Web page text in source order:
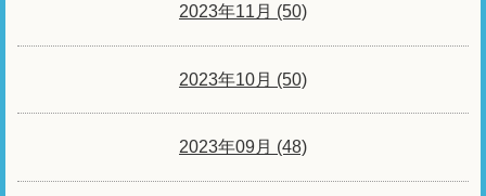
2023年11月 (50)
2023年10月 (50)
2023年09月 (48)